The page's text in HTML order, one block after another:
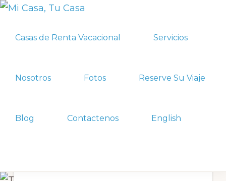
Skip
primary
Skip
main
Privadas
Renta,
Carmen,
Casas de Renta Vacacional Servicios
Nosotros Fotos Reserve Su Viaje
Blog Contactenos English